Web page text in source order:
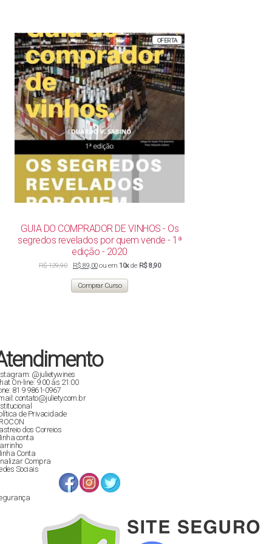
OFERTAPRODUTO
EM
PROMOÇÃO
GUIA DO COMPRADOR DE VINHOS - Os
segredos revelados por quem vende - 1ª
edição - 2020
R$129,90
preço
original
R$ 129,90.
R$ 89,00O
preço
atual
é:
R$ 89,00.
ou em 10xde R$ 8,90
Comprar Curso
@julietywines
On-line: 9:00 às 21:00
81 9 9861-0967
contato@juliety.com.br
de Privacidade
dos Correios
conta
Conta
Compra
Sociais